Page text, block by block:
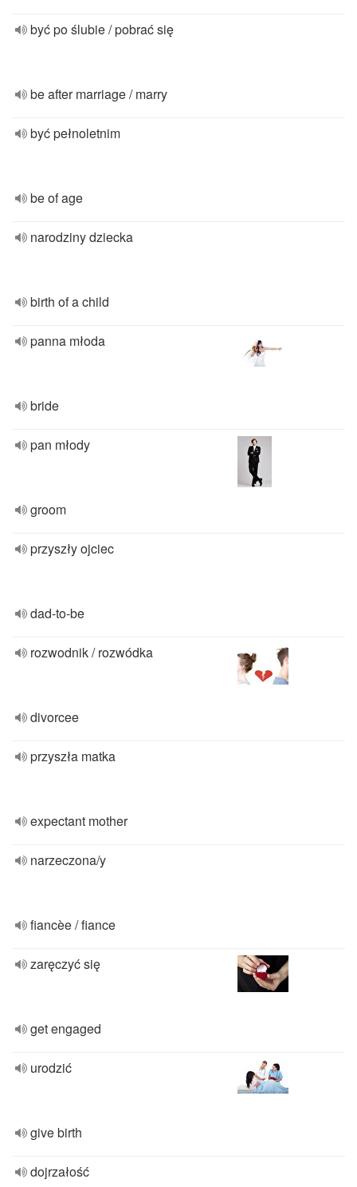
być po ślubie / pobrać się
be after marriage / marry
być pełnoletnim
be of age
narodziny dziecka
birth of a child
panna młoda
bride
pan młody
groom
przyszły ojciec
dad-to-be
rozwodnik / rozwódka
divorcee
przyszła matka
expectant mother
narzeczona/y
fiancèe / fiance
zaręczyć się
get engaged
urodzić
give birth
dojrzałość